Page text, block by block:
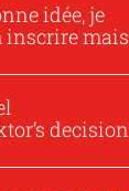
idée, je
inscrire mais
decision